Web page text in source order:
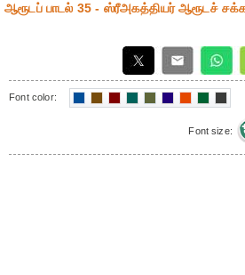
ஆரூடப் பாடல் 35 - ஸ்ரீஅகத்தியர் ஆரூடச்
Font color:
Font size: